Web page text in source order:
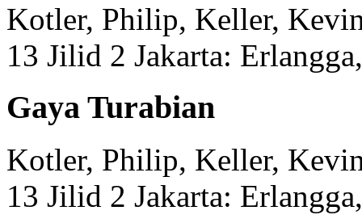
Kotler, Philip, Keller,
13 Jilid 2 Jakarta: Erlangga,
Gaya Turabian
Kotler, Philip, Keller,
13 Jilid 2 Jakarta: Erlangga,